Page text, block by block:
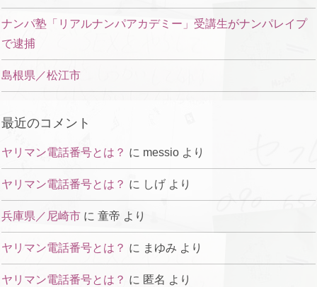
ナンパ塾「リアルナンパアカデミー」受講生がナンパレイプ
で逮捕
島根県／松江市
最近のコメント
ヤリマン電話番号とは？ に messio より
ヤリマン電話番号とは？ に しげ より
兵庫県／尼崎市 に 童帝 より
ヤリマン電話番号とは？ に まゆみ より
ヤリマン電話番号とは？ に 匿名 より